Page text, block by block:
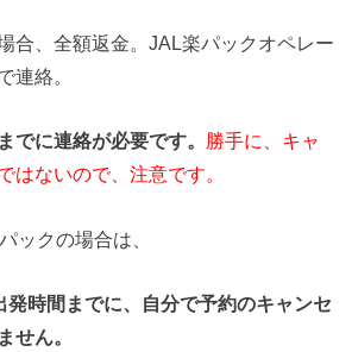
合、全額返金。JAL楽パックオペレー
連絡。
でに連絡が必要です。 勝手に、キャ
はないので、注意です。
ックの場合は、
発時間までに、自分で予約のキャンセ
せん。